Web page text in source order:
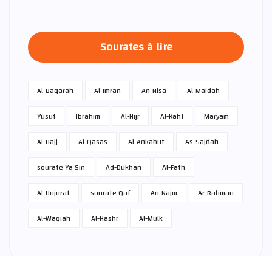
Sourates à lire
Al-Baqarah Al-Imran An-Nisa
Al-Maidah
Yusuf
Ibrahim Al-Hijr Al-Kahf
Maryam
Al-Hajj
Al-Qasas Al-Ankabut
As-Sajdah
sourate Ya Sin
Ad-Dukhan
Al-Fath
Al-Hujurat
sourate Qaf An-Najm
Ar-Rahman
Al-Waqiah
Al-Hashr Al-Mulk